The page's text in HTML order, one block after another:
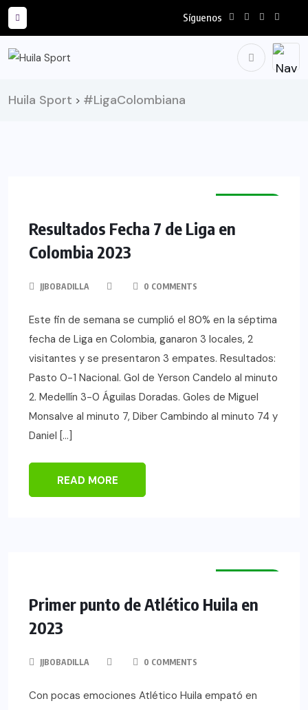
Síguenos
Huila Sport > #LigaColombiana
Resultados Fecha 7 de Liga en
Colombia 2023
JJBOBADILLA 0 COMMENTS
Este fin de semana se cumplió el 80% en la séptima
fecha de Liga en Colombia, ganaron 3 locales, 2
visitantes y se presentaron 3 empates. Resultados:
Pasto 0-1 Nacional. Gol de Yerson Candelo al minuto
2. Medellín 3-0 Águilas Doradas. Goles de Miguel
Monsalve al minuto 7, Diber Cambindo al minuto 74 y
Daniel […]
READ MORE
Primer punto de Atlético Huila en
2023
JJBOBADILLA 0 COMMENTS
Con pocas emociones Atlético Huila empató en